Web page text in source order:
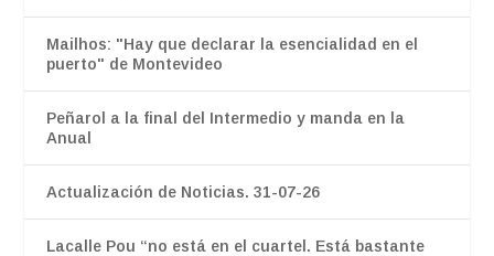
Mailhos: "Hay que declarar la esencialidad en el
puerto" de Montevideo
Peñarol a la final del Intermedio y manda en la
Anual
Actualización de Noticias. 31-07-26
Lacalle Pou “no está en el cuartel. Está bastante